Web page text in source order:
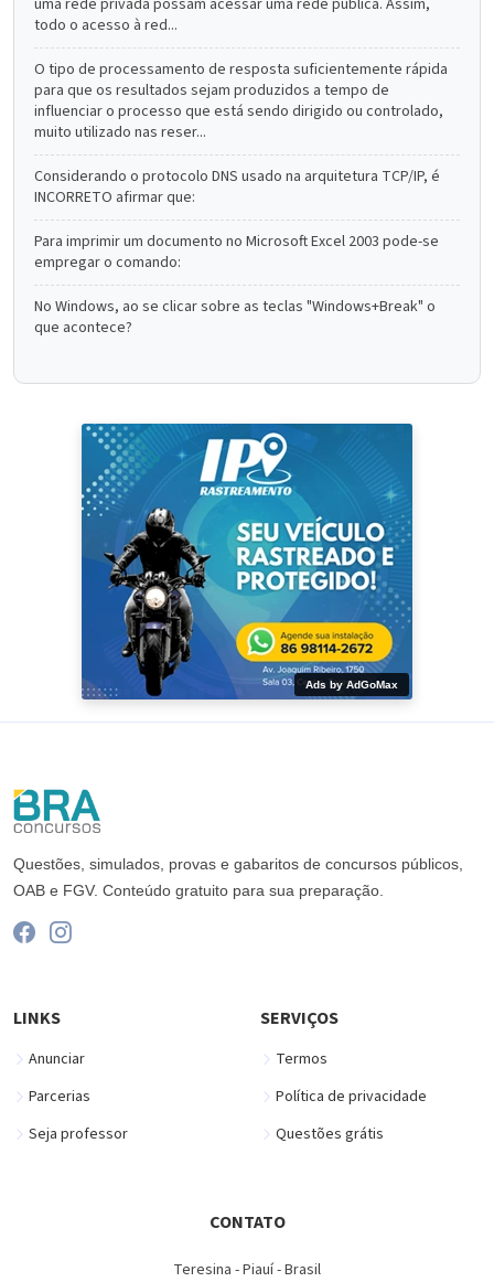
uma rede privada possam acessar uma rede pública. Assim,
todo o acesso à red...
O tipo de processamento de resposta suficientemente rápida
para que os resultados sejam produzidos a tempo de
influenciar o processo que está sendo dirigido ou controlado,
muito utilizado nas reser...
Considerando o protocolo DNS usado na arquitetura TCP/IP, é
INCORRETO afirmar que:
Para imprimir um documento no Microsoft Excel 2003 pode-se
empregar o comando:
No Windows, ao se clicar sobre as teclas "Windows+Break" o
que acontece?
Ads by AdGoMax
Questões, simulados, provas e gabaritos de concursos públicos,
OAB e FGV. Conteúdo gratuito para sua preparação.
LINKS
Anunciar
Parcerias
Seja professor
SERVIÇOS
Termos
Política de privacidade
Questões grátis
CONTATO
Teresina - Piauí - Brasil